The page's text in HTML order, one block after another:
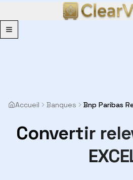
Menu
Accueil Banques Bnp Paribas
Convertir